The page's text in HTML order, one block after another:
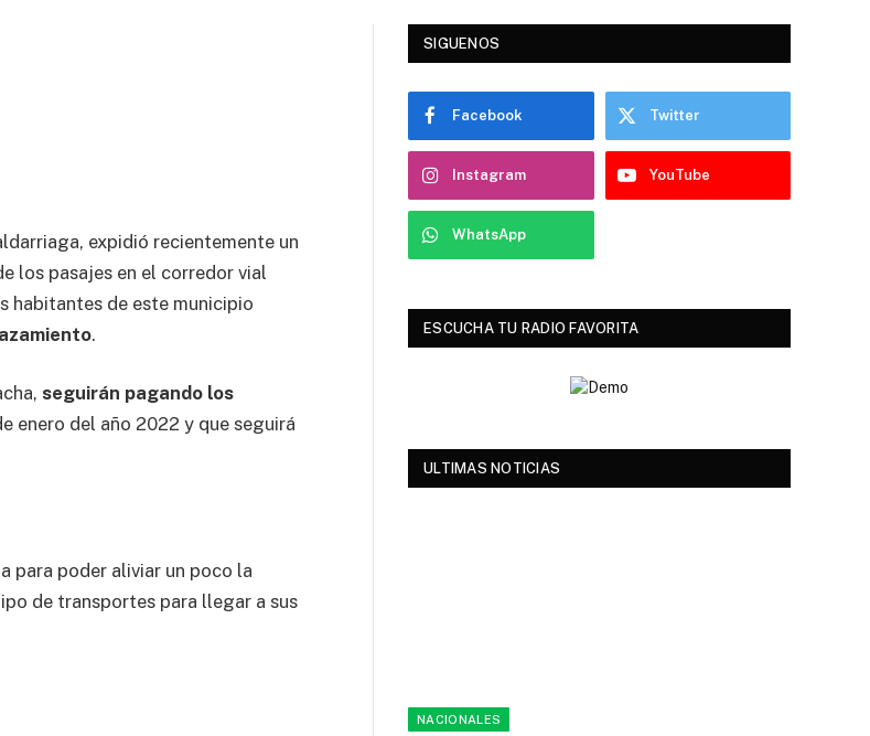
expidió recientemente un
los pasajes en el corredor vial
habitantes de este municipio
.
seguirán pagando los
enero del año 2022 y que seguirá
para poder aliviar un poco la
de transportes para llegar a sus
SIGUENOS
Facebook Twitter
Instagram YouTube
WhatsApp
ESCUCHA TU RADIO FAVORITA
ULTIMAS NOTICIAS
NACIONALES